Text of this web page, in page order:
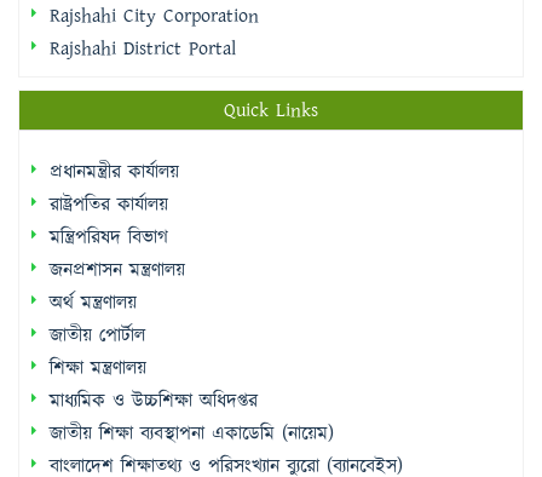
Rajshahi City Corporation
Rajshahi District Portal
Quick Links
প্রধানমন্ত্রীর কার্যালয়
রাষ্ট্রপতির কার্যালয়
মন্ত্রিপরিষদ বিভাগ
জনপ্রশাসন মন্ত্রণালয়
অর্থ মন্ত্রণালয়
জাতীয় পোর্টাল
শিক্ষা মন্ত্রণালয়
মাধ্যমিক ও উচ্চশিক্ষা অধিদপ্তর
জাতীয় শিক্ষা ব্যবস্থাপনা একাডেমি (নায়েম)
বাংলাদেশ শিক্ষাতথ্য ও পরিসংখ্যান ব্যুরো (ব্যানবেইস)